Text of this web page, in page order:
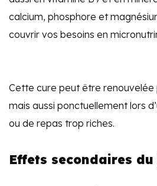
calcium, phosphore et
couvrir vos besoins en
Cette cure peut être renouvelée
mais aussi ponctuellement lors
ou de repas trop riches.
Effets secondaires